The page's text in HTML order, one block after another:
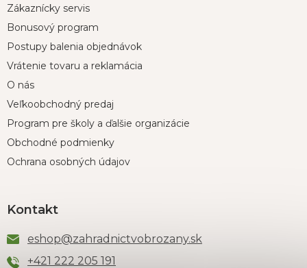
Zákaznícky servis
Bonusový program
Postupy balenia objednávok
Vrátenie tovaru a reklamácia
O nás
Veľkoobchodný predaj
Program pre školy a ďalšie organizácie
Obchodné podmienky
Ochrana osobných údajov
Kontakt
eshop@zahradnictvobrozany.sk
+421 222 205 191